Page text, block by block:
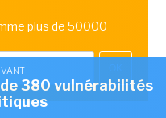
plus de 50000
380 vulnérabilités